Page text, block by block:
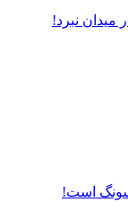
میدان نبرد!
است!